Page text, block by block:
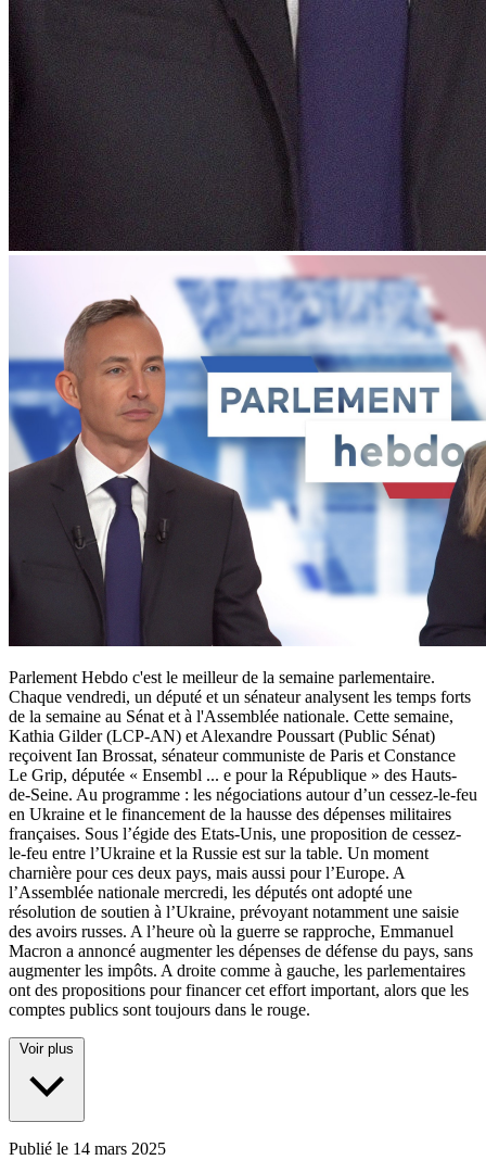
Parlement Hebdo c'est le meilleur de la semaine parlementaire.
Chaque vendredi, un député et un sénateur analysent les temps forts
de la semaine au Sénat et à l'Assemblée nationale. Cette semaine,
Kathia Gilder (LCP-AN) et Alexandre Poussart (Public Sénat)
reçoivent Ian Brossat, sénateur communiste de Paris et Constance
Le Grip, députée « Ensembl ... e pour la République » des Hauts-
de-Seine. Au programme : les négociations autour d’un cessez-le-feu
en Ukraine et le financement de la hausse des dépenses militaires
françaises. Sous l’égide des Etats-Unis, une proposition de cessez-
le-feu entre l’Ukraine et la Russie est sur la table. Un moment
charnière pour ces deux pays, mais aussi pour l’Europe. A
l’Assemblée nationale mercredi, les députés ont adopté une
résolution de soutien à l’Ukraine, prévoyant notamment une saisie
des avoirs russes. A l’heure où la guerre se rapproche, Emmanuel
Macron a annoncé augmenter les dépenses de défense du pays, sans
augmenter les impôts. A droite comme à gauche, les parlementaires
ont des propositions pour financer cet effort important, alors que les
comptes publics sont toujours dans le rouge.
Voir plus
Publié le 14 mars 2025